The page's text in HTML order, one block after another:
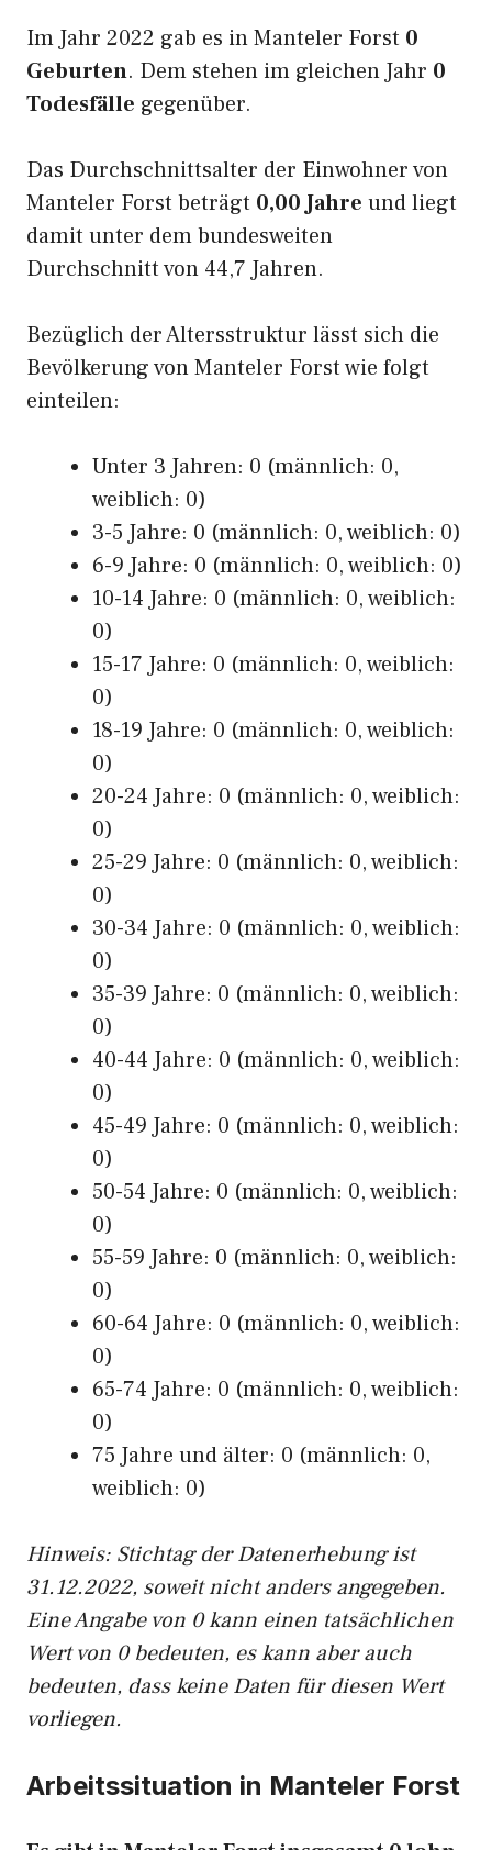
Im Jahr 2022 gab es in Manteler Forst 0
Geburten. Dem stehen im gleichen Jahr 0
Todesfälle gegenüber.
Das Durchschnittsalter der Einwohner von
Manteler Forst beträgt 0,00 Jahre und liegt
damit unter dem bundesweiten
Durchschnitt von 44,7 Jahren.
Bezüglich der Altersstruktur lässt sich die
Bevölkerung von Manteler Forst wie folgt
einteilen:
Unter 3 Jahren: 0 (männlich: 0,
weiblich: 0)
3-5 Jahre: 0 (männlich: 0, weiblich: 0)
6-9 Jahre: 0 (männlich: 0, weiblich: 0)
10-14 Jahre: 0 (männlich: 0, weiblich:
0)
15-17 Jahre: 0 (männlich: 0, weiblich:
0)
18-19 Jahre: 0 (männlich: 0, weiblich:
0)
20-24 Jahre: 0 (männlich: 0, weiblich:
0)
25-29 Jahre: 0 (männlich: 0, weiblich:
0)
30-34 Jahre: 0 (männlich: 0, weiblich:
0)
35-39 Jahre: 0 (männlich: 0, weiblich:
0)
40-44 Jahre: 0 (männlich: 0, weiblich:
0)
45-49 Jahre: 0 (männlich: 0, weiblich:
0)
50-54 Jahre: 0 (männlich: 0, weiblich:
0)
55-59 Jahre: 0 (männlich: 0, weiblich:
0)
60-64 Jahre: 0 (männlich: 0, weiblich:
0)
65-74 Jahre: 0 (männlich: 0, weiblich:
0)
75 Jahre und älter: 0 (männlich: 0,
weiblich: 0)
Hinweis: Stichtag der Datenerhebung ist
31.12.2022, soweit nicht anders angegeben.
Eine Angabe von 0 kann einen tatsächlichen
Wert von 0 bedeuten, es kann aber auch
bedeuten, dass keine Daten für diesen Wert
vorliegen.
Arbeitssituation in Manteler Forst